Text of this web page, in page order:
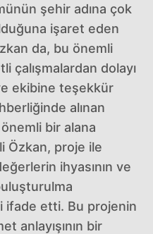
şehir adına çok
işaret eden
da, bu önemli
çalışmalardan dolayı
ekibine teşekkür
alınan
bir alana
Özkan, proje ile
ihyasının ve
ifade etti. Bu projenin
anlayışının bir